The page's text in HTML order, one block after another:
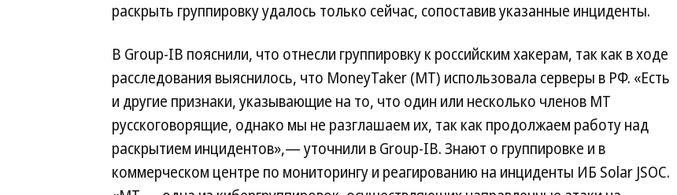
раскрыть группировку удалось только сейчас, сопоставив указанные инциденты.
В Group-IB пояснили, что отнесли группировку к российским хакерам, так как в ходе
расследования выяснилось, что MoneyTaker (МТ) использовала серверы в РФ. «Есть
и другие признаки, указывающие на то, что один или несколько членов МТ
русскоговорящие, однако мы не разглашаем их, так как продолжаем работу над
раскрытием инцидентов»,— уточнили в Group-IB. Знают о группировке и в
коммерческом центре по мониторингу и реагированию на инциденты ИБ Solar JSOC.